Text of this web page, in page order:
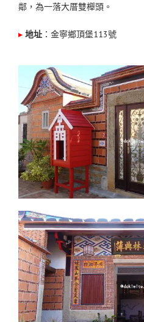
鄰，為一落大厝雙櫸頭。
▸ 地址 ： 金寧鄉頂堡113號